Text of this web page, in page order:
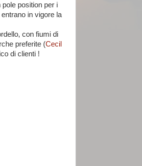
pole position per i
in vigore la
con fiumi di
preferite (Cecil
di clienti !